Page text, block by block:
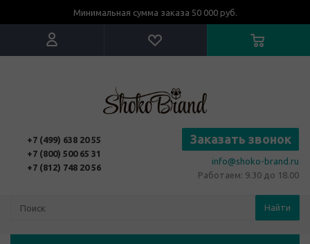
Минимальная сумма заказа 50 000 руб.
+7 (499) 638 20 55
+7 (800) 500 65 31
+7 (812) 748 20 56
Заказать звонок
info@shoko-brand.ru
Работаем: 9.30 до 18.00
Найти